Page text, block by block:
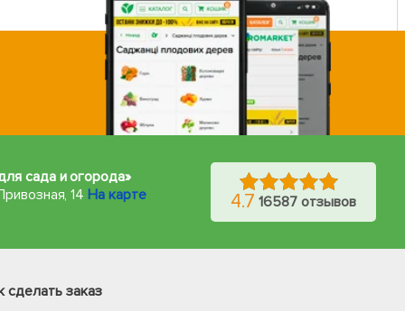
сада и огорода»
14 На карте 4.7 16587 отзывов
сделать заказ
Фейсбук